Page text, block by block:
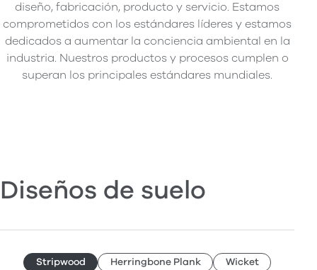
diseño, fabricación, producto y servicio. Estamos
comprometidos con los estándares líderes y estamos
dedicados a aumentar la conciencia ambiental en la
industria. Nuestros productos y procesos cumplen o
superan los principales estándares mundiales.
Diseños de suelo
Stripwood Herringbone Plank
Wicket